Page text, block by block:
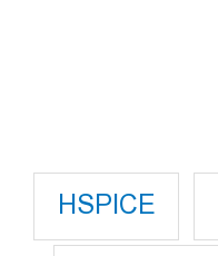
HSPICE